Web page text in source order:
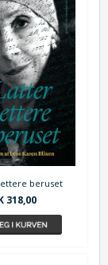
beruset
318,00